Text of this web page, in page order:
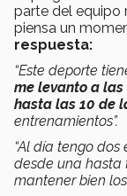
parte del equipo
piensa un
respuesta:
“Este deporte
me levanto a
hasta las 10 de
entrenamientos”.
“Al día tengo
desde una hasta
mantener bien